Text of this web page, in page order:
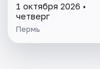
1 октября 2026 •
четверг
Пермь